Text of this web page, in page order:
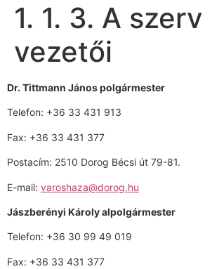
1. 1. 3. A szerv
vezetői
Dr. Tittmann János polgármester
Telefon: +36 33 431 913
Fax: +36 33 431 377
Postacím: 2510 Dorog Bécsi út 79-81.
E-mail: varoshaza@dorog.hu
Jászberényi Károly alpolgármester
Telefon: +36 30 99 49 019
Fax: +36 33 431 377